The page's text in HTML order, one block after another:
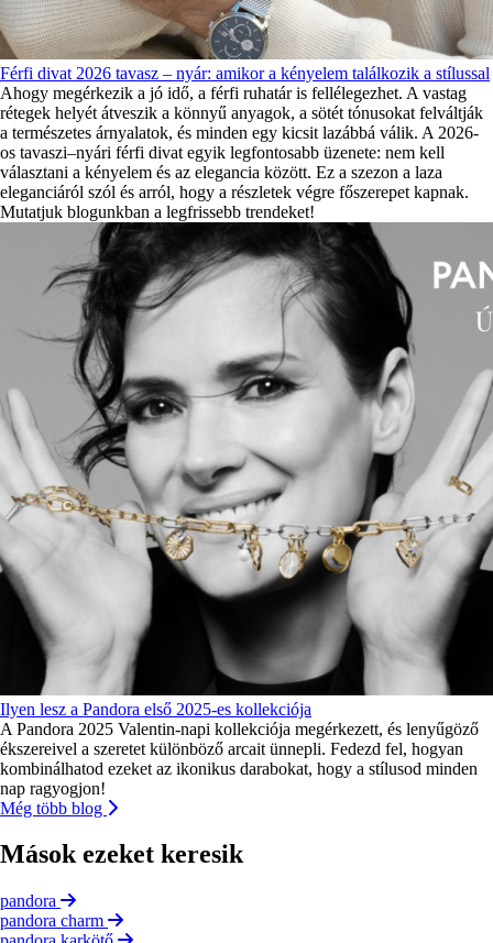
Férfi divat 2026 tavasz – nyár: amikor a kényelem találkozik a stílussal
Ahogy megérkezik a jó idő, a férfi ruhatár is fellélegezhet. A vastag
rétegek helyét átveszik a könnyű anyagok, a sötét tónusokat felváltják
a természetes árnyalatok, és minden egy kicsit lazábbá válik. A 2026-
os tavaszi–nyári férfi divat egyik legfontosabb üzenete: nem kell
választani a kényelem és az elegancia között. Ez a szezon a laza
eleganciáról szól és arról, hogy a részletek végre főszerepet kapnak.
Mutatjuk blogunkban a legfrissebb trendeket!
Ilyen lesz a Pandora első 2025-es kollekciója
A Pandora 2025 Valentin-napi kollekciója megérkezett, és lenyűgöző
ékszereivel a szeretet különböző arcait ünnepli. Fedezd fel, hogyan
kombinálhatod ezeket az ikonikus darabokat, hogy a stílusod minden
nap ragyogjon!
Még több blog
Mások ezeket keresik
pandora
pandora charm